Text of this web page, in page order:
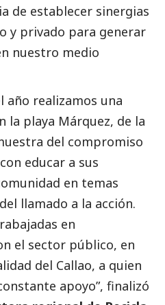
de establecer sinergias
y privado para generar
nuestro medio
año realizamos una
la playa Márquez, de la
del compromiso
educar a sus
en temas
llamado a la acción.
en
el sector público, en
del Callao, a quien
apoyo”, finalizó